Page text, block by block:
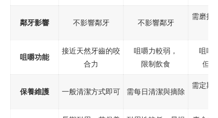
鄰牙影響 不影響鄰牙 不影響鄰牙
需磨損
咀嚼功能
接近天然牙齒的咬
合力
咀嚼力較弱，
限制飲食
咀嚼
但
保養維護 一般清潔方式即可 需每日清潔與摘除
需定期